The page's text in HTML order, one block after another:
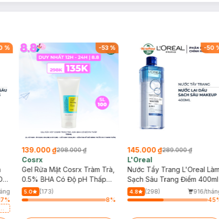
%
%
-53%
139.000 ₫298.000 ₫
Cosrx
Gel Rửa Mặt Cosrx Tràm Trà,
0.5% BHA Có Độ pH Thấp
150ml
5.0
(173)
8%
-50
145.000 ₫289.000 ₫
L'Oreal
Nước Tẩy Trang L'Oreal
Sạch Sâu Trang Điểm 400ml
4.8 (298)
916/
45